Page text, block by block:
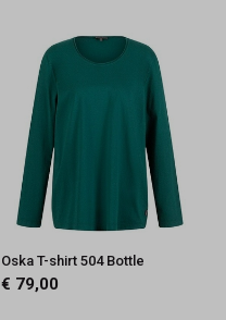
Oska T-shirt 504 Bottle
€ 79,00